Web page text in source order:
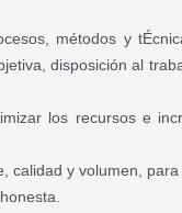
métodos y
disposición al
los recursos e
y volumen,